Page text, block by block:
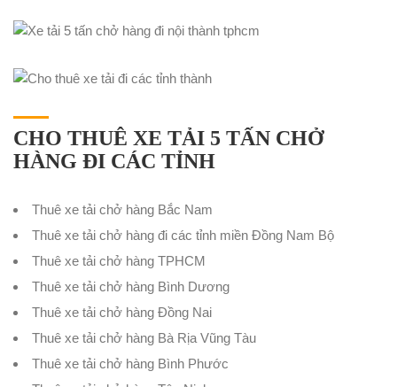
CHO THUÊ XE TẢI 5 TẤN CHỞ
HÀNG ĐI CÁC TỈNH
Thuê xe tải chở hàng Bắc Nam
Thuê xe tải chở hàng đi các tỉnh miền Đồng Nam Bộ
Thuê xe tải chở hàng TPHCM
Thuê xe tải chở hàng Bình Dương
Thuê xe tải chở hàng Đồng Nai
Thuê xe tải chở hàng Bà Rịa Vũng Tàu
Thuê xe tải chở hàng Bình Phước